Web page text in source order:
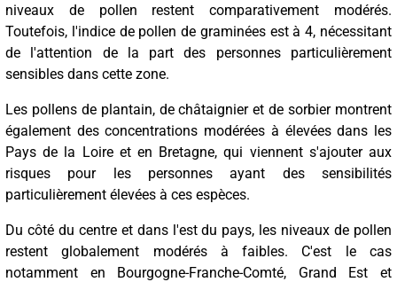
niveaux de pollen restent comparativement modérés.
Toutefois, l'indice de pollen de graminées est à 4, nécessitant
de l'attention de la part des personnes particulièrement
sensibles dans cette zone.
Les pollens de plantain, de châtaignier et de sorbier montrent
également des concentrations modérées à élevées dans les
Pays de la Loire et en Bretagne, qui viennent s'ajouter aux
risques pour les personnes ayant des sensibilités
particulièrement élevées à ces espèces.
Du côté du centre et dans l'est du pays, les niveaux de pollen
restent globalement modérés à faibles. C'est le cas
notamment en Bourgogne-Franche-Comté, Grand Est et